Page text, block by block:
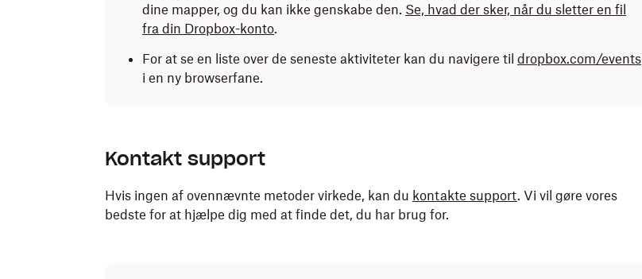
dine mapper, og du kan ikke genskabe den. Se, hvad der sker, når du sletter en fil
fra din Dropbox-konto.
For at se en liste over de seneste aktiviteter kan du navigere til dropbox.com/events
i en ny browserfane.
Kontakt support
Hvis ingen af ovennævnte metoder virkede, kan du kontakte support. Vi vil gøre vores
bedste for at hjælpe dig med at finde det, du har brug for.